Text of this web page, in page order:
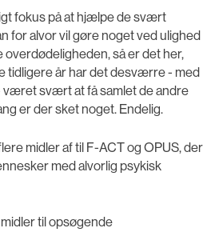
fokus på at hjælpe de svært
for alvor vil gøre noget ved ulighed
overdødeligheden, så er det her,
tidligere år har det desværre - med
været svært at få samlet de andre
er der sket noget. Endelig.
midler af til F-ACT og OPUS, der
med alvorlig psykisk
til opsøgende